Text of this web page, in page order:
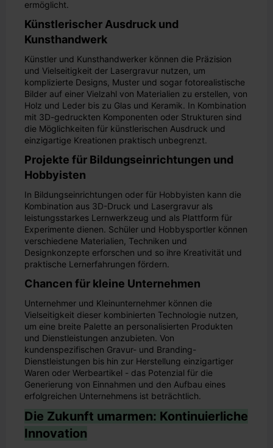
ermöglicht.
Künstlerischer Ausdruck und
Kunsthandwerk
Künstler und Kunsthandwerker können die Präzision
und Vielseitigkeit der Lasergravur nutzen, um
komplizierte Designs, Muster und sogar fotorealistische
Bilder auf einer Vielzahl von Materialien zu erstellen, von
Holz und Leder bis zu Glas und Keramik. In Kombination
mit 3D-gedruckten Komponenten oder Strukturen sind
die Möglichkeiten für künstlerischen Ausdruck und
einzigartige Kreationen praktisch unbegrenzt.
Projekte für Bildungseinrichtungen und
Hobbyisten
In Bildungseinrichtungen oder für Hobbyisten kann die
Kombination aus 3D-Druck und Lasergravur als
leistungsstarkes Lernwerkzeug und als Plattform für
Experimente dienen. Schüler und Hobbysportler können
verschiedene Materialien, Techniken und
Designkonzepte erforschen und so ihre Kreativität und
praktische Lernerfahrungen fördern.
Chancen für kleine Unternehmen
Unternehmer und Kleinunternehmer können die
Vielseitigkeit dieser kombinierten Technologie nutzen,
um eine breite Palette an personalisierten Produkten
und Dienstleistungen anzubieten. Von
kundenspezifischen Gravur- und Branding-
Dienstleistungen bis hin zur Herstellung einzigartiger
Waren oder Werbeartikel - das Potenzial für die
Generierung von Einnahmen und den Aufbau eines
erfolgreichen Unternehmens ist beträchtlich.
Die Zukunft umarmen: Kontinuierliche
Innovation